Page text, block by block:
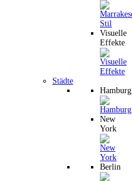
Visuelle
Effekte
Städte
Hamburg
New
York
Berlin